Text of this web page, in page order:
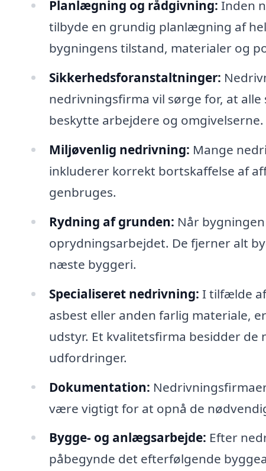
Planlægning og rådgivning: Inden
tilbyde en grundig planlægning af
bygningens tilstand, materialer og
Sikkerhedsforanstaltninger:
nedrivningsfirma vil sørge for, at
beskytte arbejdere og omgivelserne.
Miljøvenlig nedrivning: Mange
inkluderer korrekt bortskaffelse af
genbruges.
Rydning af grunden: Når
oprydningsarbejdet. De fjerner alt
næste byggeri.
Specialiseret nedrivning: I tilfælde
asbest eller anden farlig materiale,
udstyr. Et kvalitetsfirma besidder
udfordringer.
Dokumentation:
være vigtigt for at opnå de
Bygge- og anlægsarbejde: Efter
påbegynde det efterfølgende